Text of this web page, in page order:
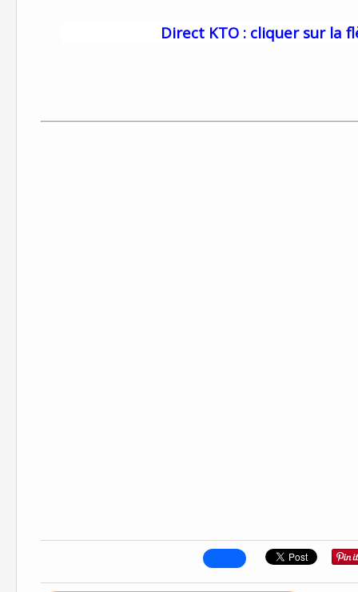
Direct KTO : cliquer sur la